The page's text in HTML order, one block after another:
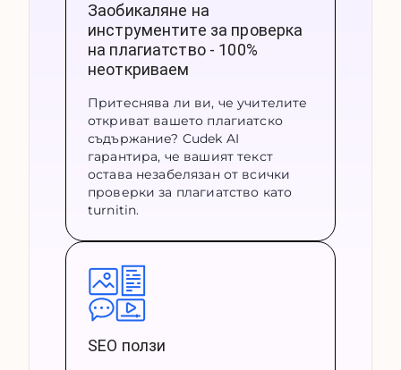
Заобикаляне на
инструментите за проверка
на плагиатство - 100%
неоткриваем
Притеснява ли ви, че учителите
откриват вашето плагиатско
съдържание? Cudek AI
гарантира, че вашият текст
остава незабелязан от всички
проверки за плагиатство като
turnitin.
SEO ползи